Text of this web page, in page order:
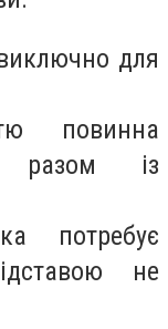
для
повинна
разом із
потребує
не